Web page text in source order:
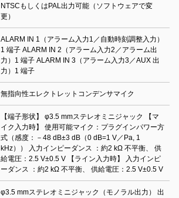
NTSCもしくはPAL出力可能（ソフトウェアで変
更）
ALARM IN 1（アラーム入力1／自動時刻調整入力）
1 端子 ALARM IN 2（アラーム入力2／アラーム出
力）1 端子 ALARM IN 3（アラーム入力3／AUX 出
力）1 端子
無指向性エレクトレットコンデンサマイク
【端子形状】 φ3.5 mmステレオミニジャック 【マ
イク入力時】 使用可能マイク：プラグインパワー方
式（感度：－48 dB±3 dB（0 dB=1 V／Pa, 1
kHz）） 入力インピーダンス ：約2 kΩ 不平衡、 供
給電圧：2.5 V±0.5 V 【ライン入力時】 入力インピ
ーダンス ：約2 kΩ 不平衡、 供給電圧：2.5 V±0.5 V
φ3.5 mmステレオミニジャック（モノラル出力） 出